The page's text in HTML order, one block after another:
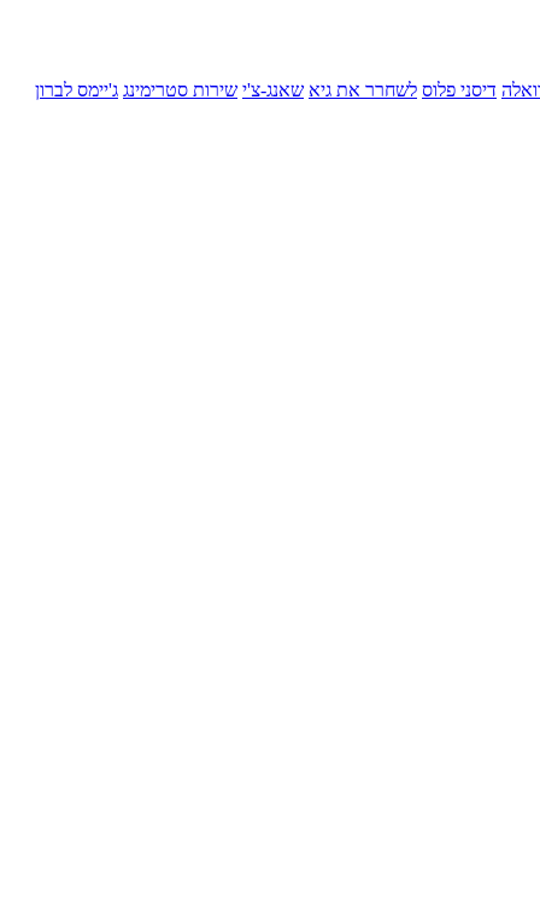
דיסני פלוס לשחרר את גיא שאנג-צ'י שירות סטרימינג ג'יימס לברון